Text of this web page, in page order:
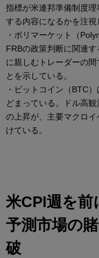
指標が米連邦準備制度
する内容になるかを注視
・ポリマーケット（
FRBの政策判断に関連
に親しむトレーダーの
とを示している。
・ビットコイン（BTC
どまっている。ドル高
の上昇が、主要マクロ
けている。
米CPI週を前
予測市場の
破